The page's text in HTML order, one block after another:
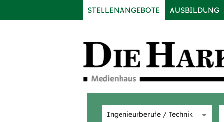
STELLENANGEBOTE AUSBILDUNG